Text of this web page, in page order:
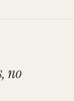
, no